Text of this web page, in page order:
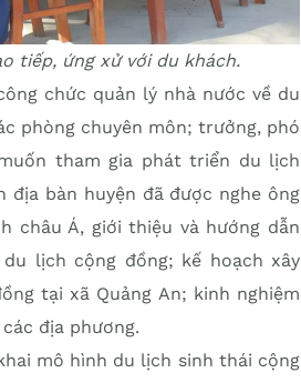
tiếp, ứng xử với du khách.
chức quản lý nhà nước về du
phòng chuyên môn; trưởng, phó
tham gia phát triển du lịch
bàn huyện đã được nghe ông
châu Á, giới thiệu và hướng dẫn
lịch cộng đồng; kế hoạch xây
tại xã Quảng An; kinh nghiệm
địa phương.
mô hình du lịch sinh thái cộng